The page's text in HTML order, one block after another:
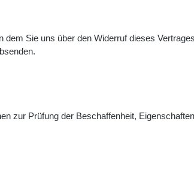
Sie uns über den Widerruf dieses
zur Prüfung der Beschaffenheit,